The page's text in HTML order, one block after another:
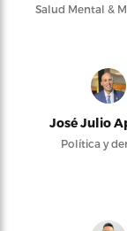
Salud Mental &
José Julio
Política y